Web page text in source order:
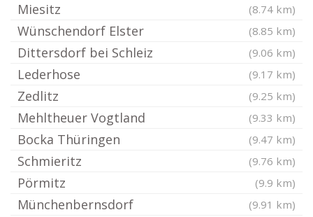
Miesitz (8.74 km)
Wünschendorf Elster (8.85 km)
Dittersdorf bei Schleiz (9.06 km)
Lederhose (9.17 km)
Zedlitz (9.25 km)
Mehltheuer Vogtland (9.33 km)
Bocka Thüringen (9.47 km)
Schmieritz (9.76 km)
Pörmitz (9.9 km)
Münchenbernsdorf (9.91 km)